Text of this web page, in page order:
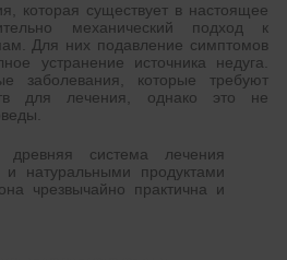
которая существует в настоящее
механический подход к
Для них подавление симптомов
устранение источника недуга.
заболевания, которые требуют
для лечения, однако это не
система лечения
и натуральными продуктами
чрезвычайно практична и